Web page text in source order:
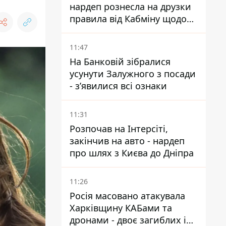
нардеп рознесла на друзки
правила від Кабміну щодо
зберігання пального
11:47
На Банковій зібралися
усунути Залужного з посади
- зʼявилися всі ознаки
11:31
Розпочав на Інтерсіті,
закінчив на авто - нардеп
про шлях з Києва до Дніпра
11:26
Росія масовано атакувала
Харківщину КАБами та
дронами - двоє загиблих і